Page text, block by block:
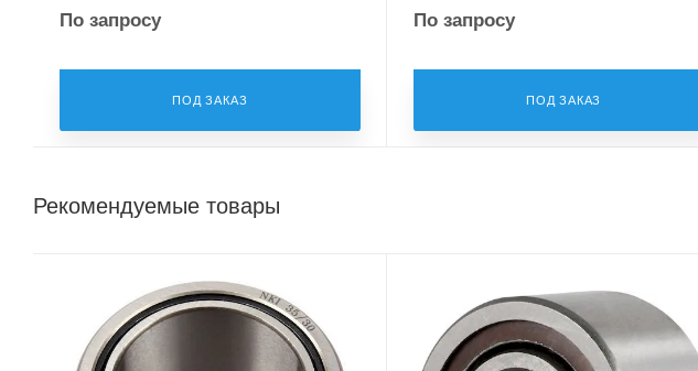
По запросу
ПОД ЗАКАЗ
По запросу
ПОД ЗАКАЗ
Рекомендуемые товары